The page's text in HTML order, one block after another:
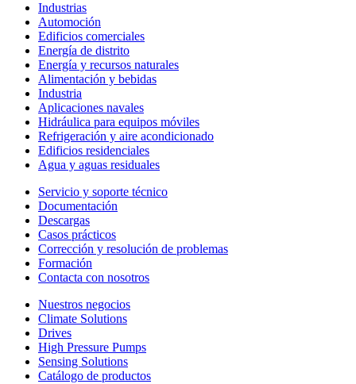
Industrias
Automoción
Edificios comerciales
Energía de distrito
Energía y recursos naturales
Alimentación y bebidas
Industria
Aplicaciones navales
Hidráulica para equipos móviles
Refrigeración y aire acondicionado
Edificios residenciales
Agua y aguas residuales
Servicio y soporte técnico
Documentación
Descargas
Casos prácticos
Corrección y resolución de problemas
Formación
Contacta con nosotros
Nuestros negocios
Climate Solutions
Drives
High Pressure Pumps
Sensing Solutions
Catálogo de productos